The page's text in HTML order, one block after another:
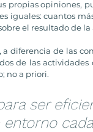
propias opiniones,
iguales: cuantos
el resultado de la
a diferencia de las
de las
no a priori.
ser
entorno